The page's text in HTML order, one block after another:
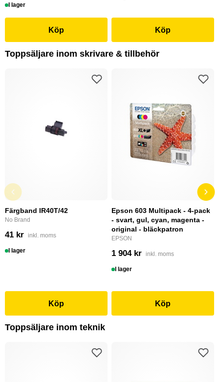
I lager
Köp Köp
Toppsäljare inom skrivare & tillbehör
Färgband IR40T/42
No Brand
41 kr inkl. moms
I lager
Köp
Epson 603 Multipack - 4-pack
- svart, gul, cyan, magenta -
original - bläckpatron
EPSON
1 904 kr inkl. moms
I lager
Köp
Toppsäljare inom teknik